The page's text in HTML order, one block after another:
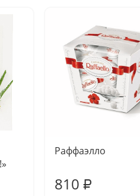
Раффаэлло
810 ₽